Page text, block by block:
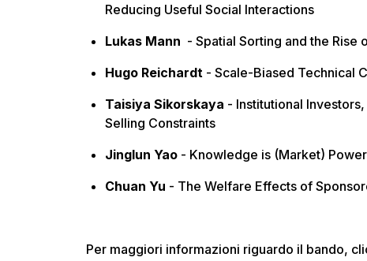
Reducing Useful Social Interactions
Lukas Mann - Spatial Sorting and the Rise
Hugo Reichardt - Scale-Biased Technical
Taisiya Sikorskaya - Institutional
Selling Constraints
Jinglun Yao - Knowledge is (Market) Power
Chuan Yu - The Welfare Effects of
Per maggiori informazioni riguardo il bando,